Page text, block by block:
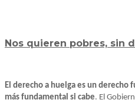
Nos quieren pobres, sin
El derecho a huelga es un derecho
más fundamental si cabe. El